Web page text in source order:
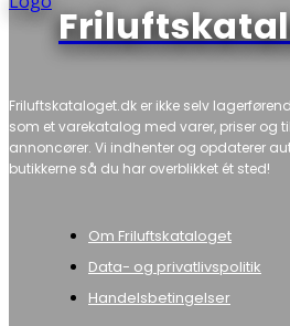
Friluftskataloget.dk er ikke selv
som et varekatalog med varer, priser og
annoncører. Vi indhenter og opdaterer
butikkerne så du har overblikket ét sted!
Om Friluftskataloget
Data- og privatlivspolitik
Handelsbetingelser